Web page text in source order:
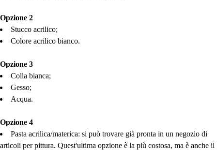
Opzione 2
Stucco acrilico;
Colore acrilico bianco.
Opzione 3
Colla bianca;
Gesso;
Acqua.
Opzione 4
Pasta acrilica/materica: si può trovare già pronta in un negozio di
articoli per pittura. Quest'ultima opzione è la più costosa, ma è anche il